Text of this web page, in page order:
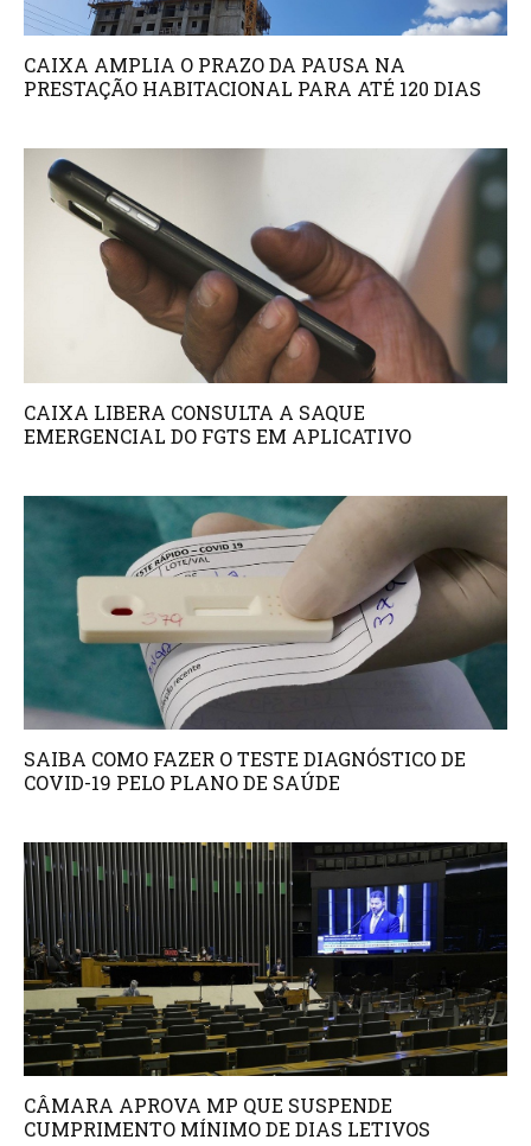
CAIXA AMPLIA O PRAZO DA PAUSA NA
PRESTAÇÃO HABITACIONAL PARA ATÉ 120 DIAS
CAIXA LIBERA CONSULTA A SAQUE
EMERGENCIAL DO FGTS EM APLICATIVO
SAIBA COMO FAZER O TESTE DIAGNÓSTICO DE
COVID-19 PELO PLANO DE SAÚDE
CÂMARA APROVA MP QUE SUSPENDE
CUMPRIMENTO MÍNIMO DE DIAS LETIVOS